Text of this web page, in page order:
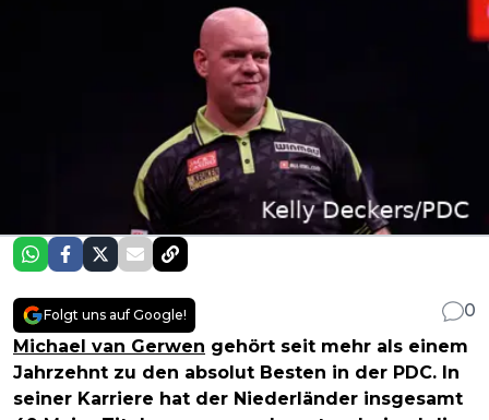
Folgt uns auf Google!
0
Michael van Gerwen gehört seit mehr als einem
Jahrzehnt zu den absolut Besten in der PDC. In
seiner Karriere hat der Niederländer insgesamt